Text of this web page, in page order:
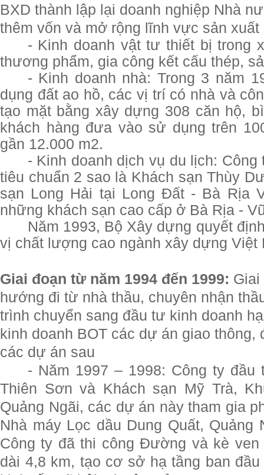
BXD thành lập lại doanh nghiệp Nhà
thêm vốn và mở rộng lĩnh vực sản
- Kinh doanh vật tư thiết bị trong
thương phẩm, gia công kết cấu thép,
- Kinh doanh nhà: Trong 3 năm
dụng đất ao hồ, các vị trí có nhà và
tạo mặt bằng xây dựng 308 căn hộ,
khách hàng đưa vào sử dụng trên
gần 12.000 m2.
- Kinh doanh dịch vụ du lịch:
tiêu chuẩn 2 sao là Khách sạn Thùy
sạn Long Hải tại Long Đất - Bà Rịa
những khách sạn cao cấp ở Bà Rịa -
Năm 1993, Bộ Xây dựng quyết
vị chất lượng cao ngành xây dựng Việt
Giai đoạn từ năm 1994 đến 1999: Giai
hướng đi từ nhà thầu, chuyên nhận
trình chuyển sang đầu tư kinh doanh
kinh doanh BOT các dự án giao
các dự án sau
- Năm 1997 – 1998: Công ty
Thiên Sơn và Khách sạn Mỹ Trà,
Quảng Ngãi, các dự án này tham gia
Nhà máy Lọc dầu Dung Quất, Quảng
Công ty đã thi công Đường và kè
dài 4,8 km, tạo cơ sở hạ tầng ban